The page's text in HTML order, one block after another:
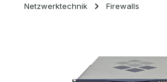
Netzwerktechnik
Firewalls